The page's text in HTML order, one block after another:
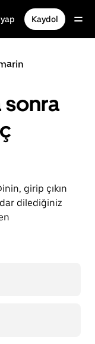
Kaydol
sonra
girip çıkın
dilediğiniz